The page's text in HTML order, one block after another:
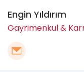
Engin Yıldırım
Gayrimenkul &